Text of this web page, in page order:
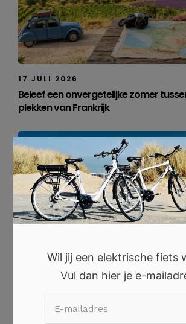
17 JULI 2026
Beleef een onvergetelijke zomer
plekken van Frankrijk
Ontdek de Mooiste Lavendelroutes in
Wil jij een elektrische fiets
Vul dan hier je e-